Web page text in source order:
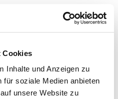
Cookies
Inhalte und Anzeigen zu
für soziale Medien anbieten
unsere Website zu